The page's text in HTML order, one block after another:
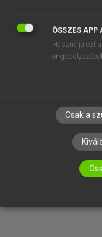
ÖSSZES APP
Használja ezt
Csak a